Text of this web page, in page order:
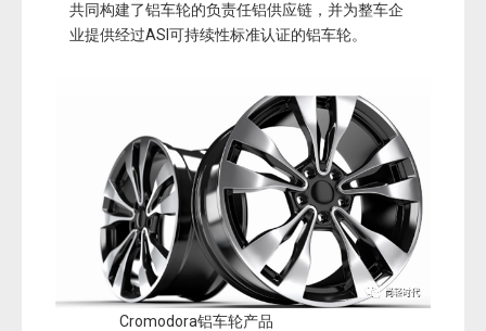
共同构建了铝车轮的负责任铝供应链，并为整车企
业提供经过ASI可持续性标准认证的铝车轮。
Cromodora铝车轮产品